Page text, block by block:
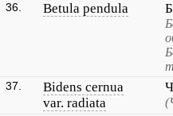
36. Betula pendula
37.
Bidens cernua
var. radiata